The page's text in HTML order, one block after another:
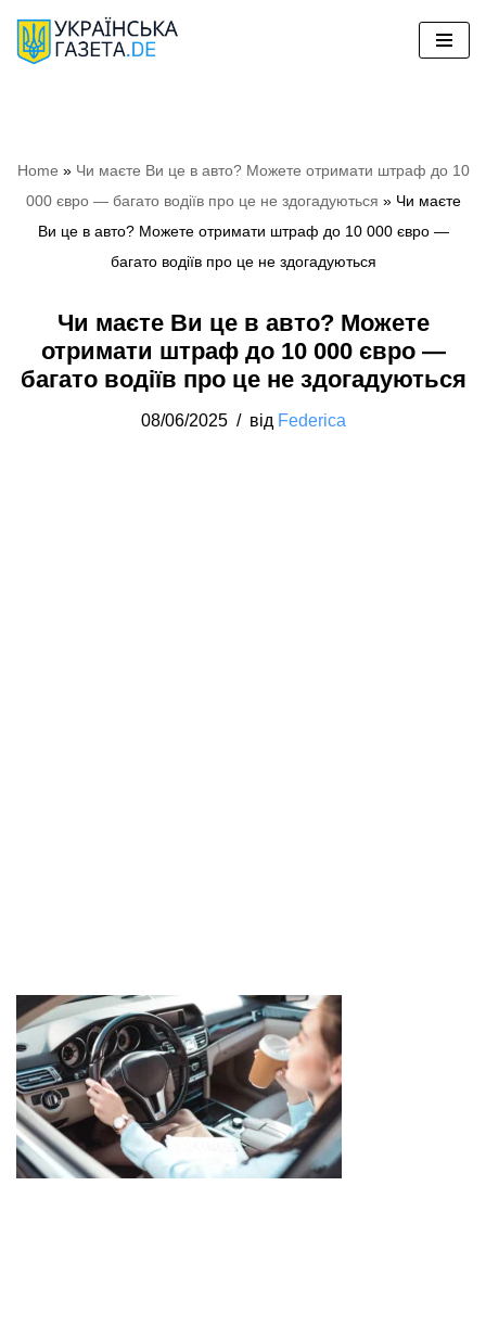
Перейти
Home » Чи маєте Ви це в авто? Можете отримати штраф до 10
000 євро — багато водіїв про це не здогадуються » Чи маєте
Ви це в авто? Можете отримати штраф до 10 000 євро —
багато водіїв про це не здогадуються
Чи маєте Ви це в авто? Можете
отримати штраф до 10 000 євро —
багато водіїв про це не здогадуються
08/06/2025 від Federica